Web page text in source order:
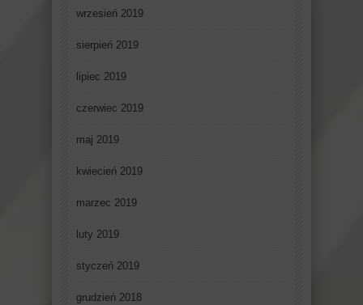
wrzesień 2019
sierpień 2019
lipiec 2019
czerwiec 2019
maj 2019
kwiecień 2019
marzec 2019
luty 2019
styczeń 2019
grudzień 2018